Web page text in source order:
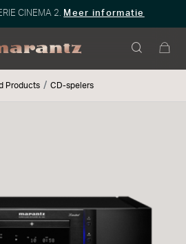
CINEMA 2. Meer informatie
Products CD-spelers